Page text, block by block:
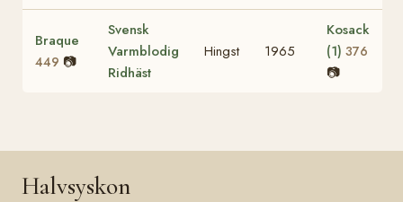
Braque
449 📷
Svensk
Varmblodig
Ridhäst
Hingst 1965
Kosack
(1) 376
📷
Halvsyskon